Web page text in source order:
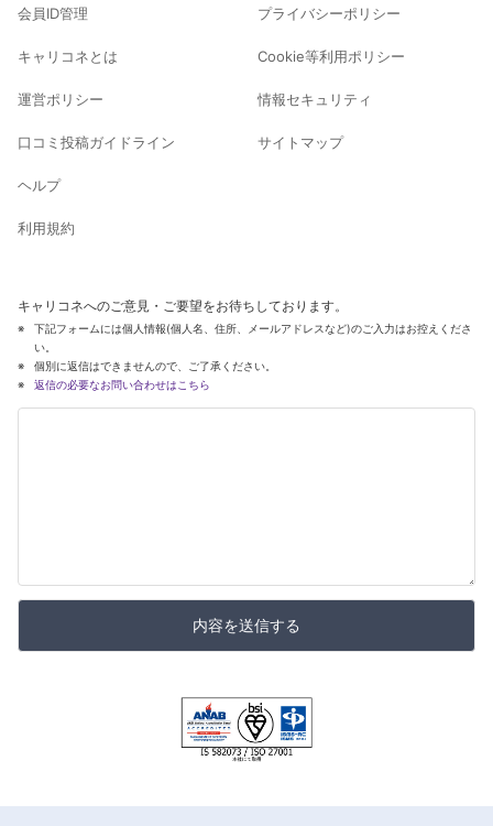
会員ID管理
キャリコネとは
運営ポリシー
口コミ投稿ガイドライン
ヘルプ
利用規約
プライバシーポリシー
Cookie等利用ポリシー
情報セキュリティ
サイトマップ
キャリコネへのご意見・ご要望をお待ちしております。
下記フォームには個人情報(個人名、住所、メールアドレスなど)のご入力はお控えくださ
い。
個別に返信はできませんので、ご了承ください。
返信の必要なお問い合わせはこちら
内容を送信する